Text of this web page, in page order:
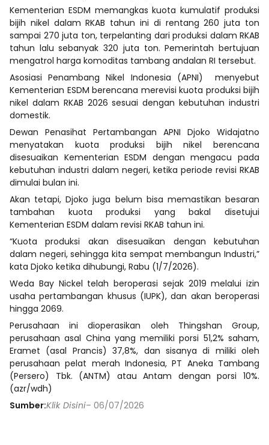
Kementerian ESDM memangkas kuota kumulatif produksi
bijih nikel dalam RKAB tahun ini di rentang 260 juta ton
sampai 270 juta ton, terpelanting dari produksi dalam RKAB
tahun lalu sebanyak 320 juta ton. Pemerintah bertujuan
mengatrol harga komoditas tambang andalan RI tersebut.
Asosiasi Penambang Nikel Indonesia (APNI) menyebut
Kementerian ESDM berencana merevisi kuota produksi bijih
nikel dalam RKAB 2026 sesuai dengan kebutuhan industri
domestik.
Dewan Penasihat Pertambangan APNI Djoko Widajatno
menyatakan kuota produksi bijih nikel berencana
disesuaikan Kementerian ESDM dengan mengacu pada
kebutuhan industri dalam negeri, ketika periode revisi RKAB
dimulai bulan ini.
Akan tetapi, Djoko juga belum bisa memastikan besaran
tambahan kuota produksi yang bakal disetujui
Kementerian ESDM dalam revisi RKAB tahun ini.
“Kuota produksi akan disesuaikan dengan kebutuhan
dalam negeri, sehingga kita sempat membangun Industri,”
kata Djoko ketika dihubungi, Rabu (1/7/2026).
Weda Bay Nickel telah beroperasi sejak 2019 melalui izin
usaha pertambangan khusus (IUPK), dan akan beroperasi
hingga 2069.
Perusahaan ini dioperasikan oleh Thingshan Group,
perusahaan asal China yang memiliki porsi 51,2% saham,
Eramet (asal Prancis) 37,8%, dan sisanya di miliki oleh
perusahaan pelat merah Indonesia, PT Aneka Tambang
(Persero) Tbk. (ANTM) atau Antam dengan porsi 10%.
(azr/wdh)
Sumber:Klik Disini– 06/07/2026